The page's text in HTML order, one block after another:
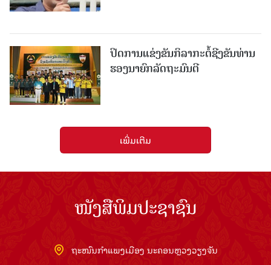
ປິດການແຂ່ງຂັນກິລາກະຕໍ້ຊີງຂັນທ່ານ
ຮອງນາຍົກລັດຖະມົນຕີ
ເພີ່ມເຕີມ
ໜັງສືພິມປະຊາຊົນ
ຖະໜົນກຳແພງເມືອງ ນະຄອນຫຼວງວຽງຈັນ